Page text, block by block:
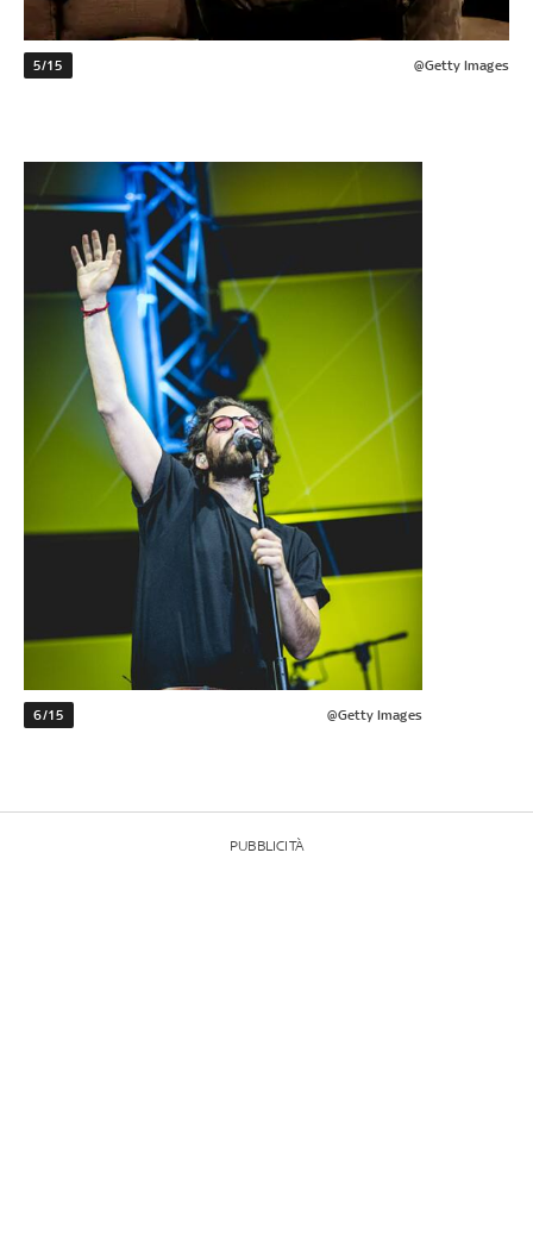
5/15 @Getty Images
6/15 @Getty Images
PUBBLICITÀ